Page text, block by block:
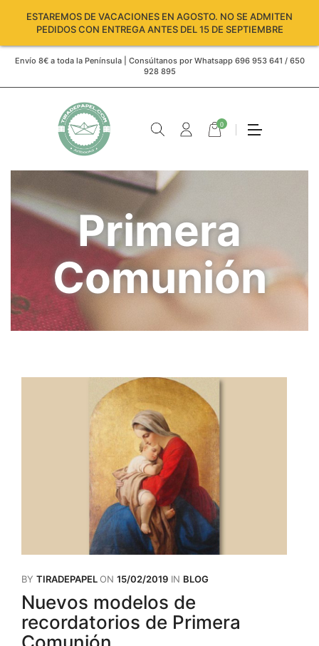
ESTAREMOS DE VACACIONES EN AGOSTO. NO SE ADMITEN
PEDIDOS CON ENTREGA ANTES DEL 15 DE SEPTIEMBRE
Envío 8€ a toda la Península | Consúltanos por Whatsapp 696 953 641 / 650
928 895
0
Carro
vacío
Primera
Comunión
BY TIRADEPAPELON 15/02/2019 IN BLOG
Nuevos modelos de
recordatorios de Primera